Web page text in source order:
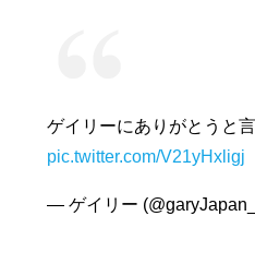
ゲイリーにありがとうと
pic.twitter.com/V21yHxligj
— ゲイリー